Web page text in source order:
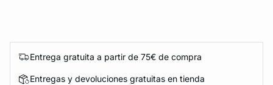
Entrega gratuita a partir de 75€ de compra
Entregas y devoluciones gratuitas en tienda